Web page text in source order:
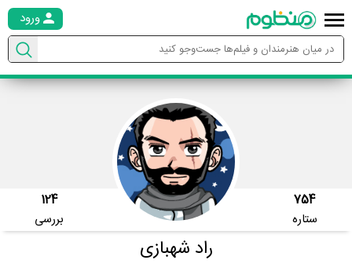
ورود
754
ستاره
124
بررسی
راد شهبازی